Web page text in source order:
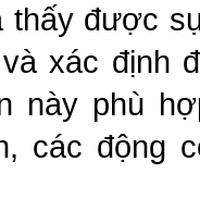
thấy được
xác định
này phù
các động